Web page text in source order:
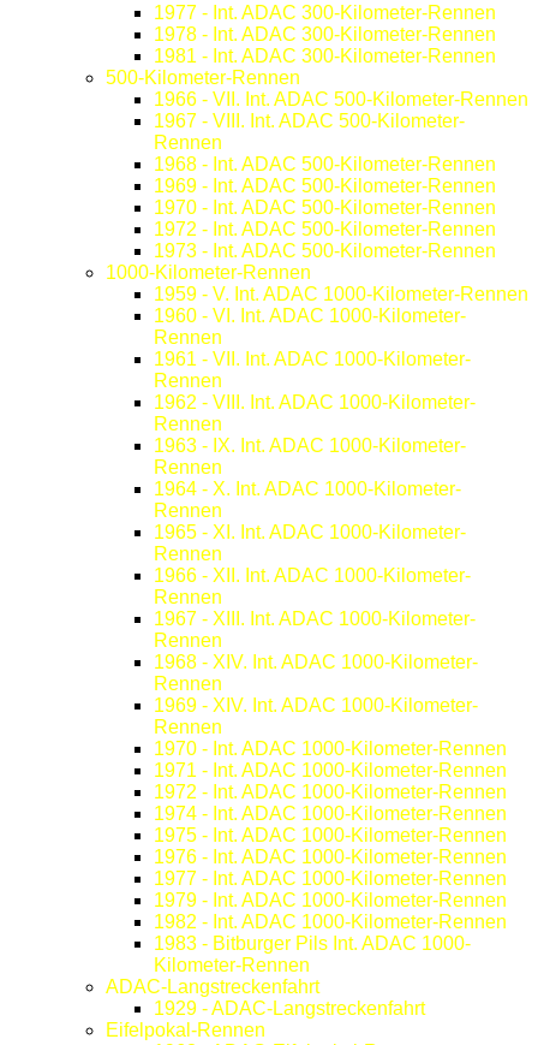
1977 - Int. ADAC 300-Kilometer-Rennen
1978 - Int. ADAC 300-Kilometer-Rennen
1981 - Int. ADAC 300-Kilometer-Rennen
500-Kilometer-Rennen
1966 - VII. Int. ADAC 500-Kilometer-Rennen
1967 - VIII. Int. ADAC 500-Kilometer-
Rennen
1968 - Int. ADAC 500-Kilometer-Rennen
1969 - Int. ADAC 500-Kilometer-Rennen
1970 - Int. ADAC 500-Kilometer-Rennen
1972 - Int. ADAC 500-Kilometer-Rennen
1973 - Int. ADAC 500-Kilometer-Rennen
1000-Kilometer-Rennen
1959 - V. Int. ADAC 1000-Kilometer-Rennen
1960 - VI. Int. ADAC 1000-Kilometer-
Rennen
1961 - VII. Int. ADAC 1000-Kilometer-
Rennen
1962 - VIII. Int. ADAC 1000-Kilometer-
Rennen
1963 - IX. Int. ADAC 1000-Kilometer-
Rennen
1964 - X. Int. ADAC 1000-Kilometer-
Rennen
1965 - XI. Int. ADAC 1000-Kilometer-
Rennen
1966 - XII. Int. ADAC 1000-Kilometer-
Rennen
1967 - XIII. Int. ADAC 1000-Kilometer-
Rennen
1968 - XIV. Int. ADAC 1000-Kilometer-
Rennen
1969 - XIV. Int. ADAC 1000-Kilometer-
Rennen
1970 - Int. ADAC 1000-Kilometer-Rennen
1971 - Int. ADAC 1000-Kilometer-Rennen
1972 - Int. ADAC 1000-Kilometer-Rennen
1974 - Int. ADAC 1000-Kilometer-Rennen
1975 - Int. ADAC 1000-Kilometer-Rennen
1976 - Int. ADAC 1000-Kilometer-Rennen
1977 - Int. ADAC 1000-Kilometer-Rennen
1979 - Int. ADAC 1000-Kilometer-Rennen
1982 - Int. ADAC 1000-Kilometer-Rennen
1983 - Bitburger Pils Int. ADAC 1000-
Kilometer-Rennen
ADAC-Langstreckenfahrt
1929 - ADAC-Langstreckenfahrt
Eifelpokal-Rennen